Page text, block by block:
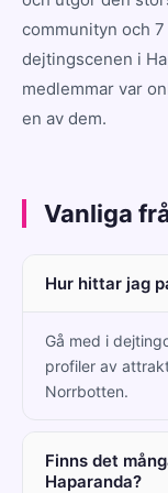
communityn och
dejtingscenen i
medlemmar var
en av dem.
Vanliga
Hur hittar jag
Gå med i
profiler av
Norrbotten.
Finns det
Haparanda?